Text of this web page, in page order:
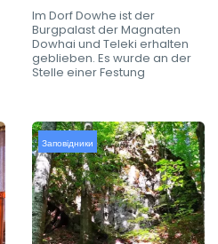
Im Dorf Dowhe ist der
Burgpalast der Magnaten
Dowhai und Teleki erhalten
geblieben. Es wurde an der
Stelle einer Festung
Заповідники